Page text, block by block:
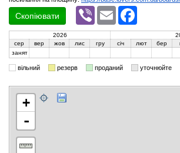
Скопіювати
Viber Email
2026
сер
вер жов лис гру січ лют бер
занят
вільний резерв проданий уточнюйте
+
-